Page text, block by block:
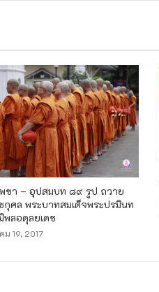
ชา – อุปสมบท ๘๙ รูป ถวาย
กุศล พระบาทสมเด็จพระปรมินท
พลอดุลยเดช
ม 19, 2017